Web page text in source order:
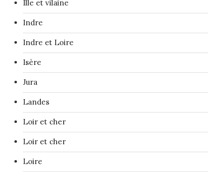
Ille et vilaine
Indre
Indre et Loire
Isère
Jura
Landes
Loir et cher
Loir et cher
Loire